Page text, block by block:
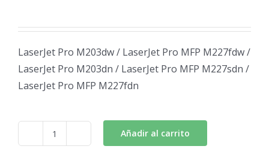
LaserJet Pro M203dw / LaserJet Pro MFP M227fdw /
LaserJet Pro M203dn / LaserJet Pro MFP M227sdn /
LaserJet Pro MFP M227fdn
HP
Añadir al carrito